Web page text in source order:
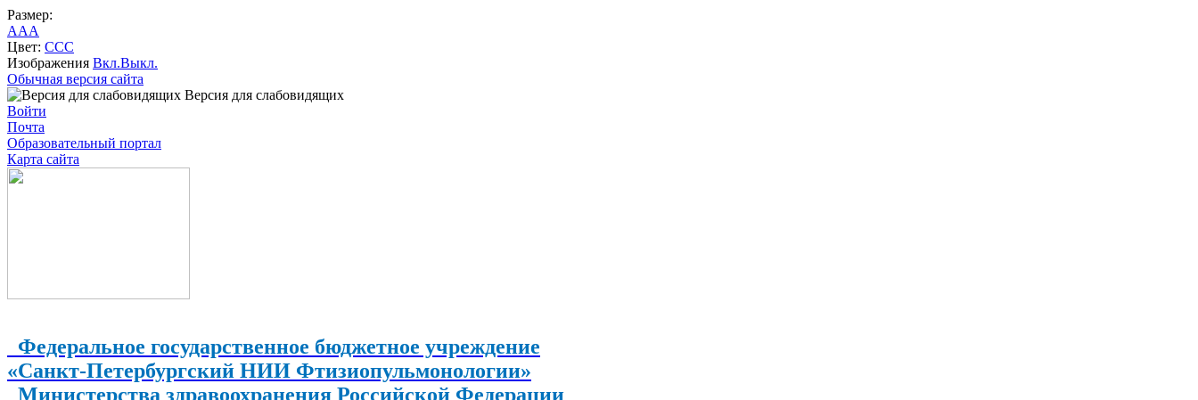
Размер:
AAA
Цвет: CCC
Изображения Вкл.Выкл.
Обычная версия сайта
Версия для слабовидящих
Войти
Почта
Образовательный портал
Карта сайта
Федеральное государственное бюджетное учреждение
«Санкт-Петербургский НИИ Фтизиопульмонологии»
Министерства здравоохранения Российской Федерации